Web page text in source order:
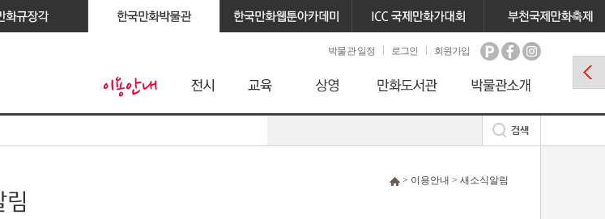
박물관 일정 로그인 회원가입
> 이용안내 > 새소식알림